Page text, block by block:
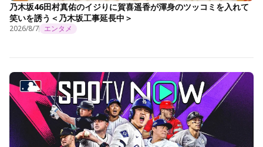
乃木坂46田村真佑のイジりに賀喜遥香が渾身のツッコミを入れて
笑いを誘う＜乃木坂工事延長中＞
2026/8/7 エンタメ